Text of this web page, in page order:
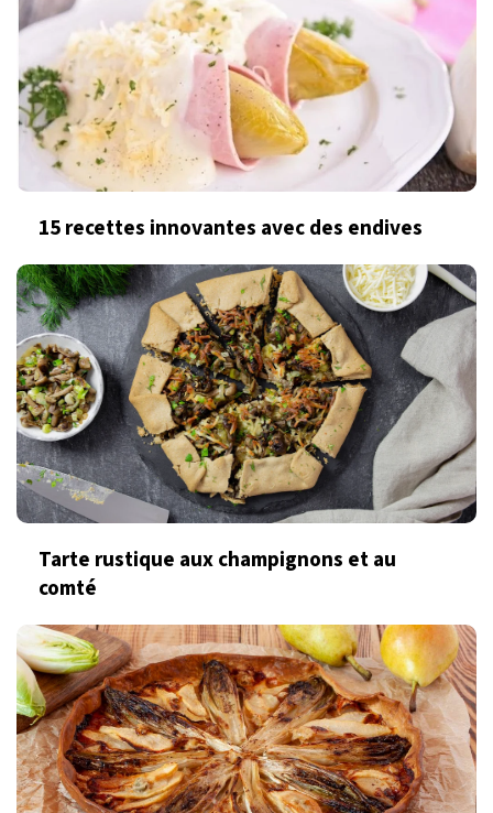
15 recettes innovantes avec des endives
Tarte rustique aux champignons et au
comté